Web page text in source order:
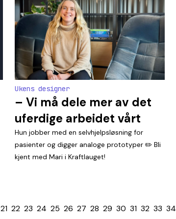
Ukens designer
– Vi må dele mer av det
uferdige arbeidet vårt
Hun jobber med en selvhjelpsløsning for
pasienter og digger analoge prototyper ✏️ Bli
kjent med Mari i Kraftlauget!
21 22 23 24 25 26 27 28 29 30 31 32 33 34